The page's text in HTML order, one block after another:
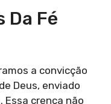
Da Fé
a convicção
Deus, enviado
Essa crença não